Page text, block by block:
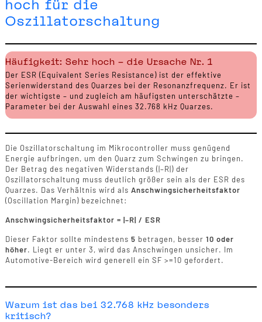
hoch für die
Oszillatorschaltung
Häufigkeit: Sehr hoch – die Ursache Nr. 1
Der ESR (Equivalent Series Resistance) ist der effektive
Serienwiderstand des Quarzes bei der Resonanzfrequenz. Er ist
der wichtigste – und zugleich am häufigsten unterschätzte –
Parameter bei der Auswahl eines 32.768 kHz Quarzes.
Die Oszillatorschaltung im Mikrocontroller muss genügend
Energie aufbringen, um den Quarz zum Schwingen zu bringen.
Der Betrag des negativen Widerstands (|–R|) der
Oszillatorschaltung muss deutlich größer sein als der ESR des
Quarzes. Das Verhältnis wird als Anschwingsicherheitsfaktor
(Oscillation Margin) bezeichnet:
Anschwingsicherheitsfaktor = |–R| / ESR
Dieser Faktor sollte mindestens 5 betragen, besser 10 oder
höher. Liegt er unter 3, wird das Anschwingen unsicher. Im
Automotive-Bereich wird generell ein SF >=10 gefordert.
Warum ist das bei 32.768 kHz besonders
kritisch?